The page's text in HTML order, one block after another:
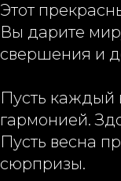
Этот
Вы дарите
свершения и
Пусть каждый
гармонией.
Пусть весна
сюрпризы.